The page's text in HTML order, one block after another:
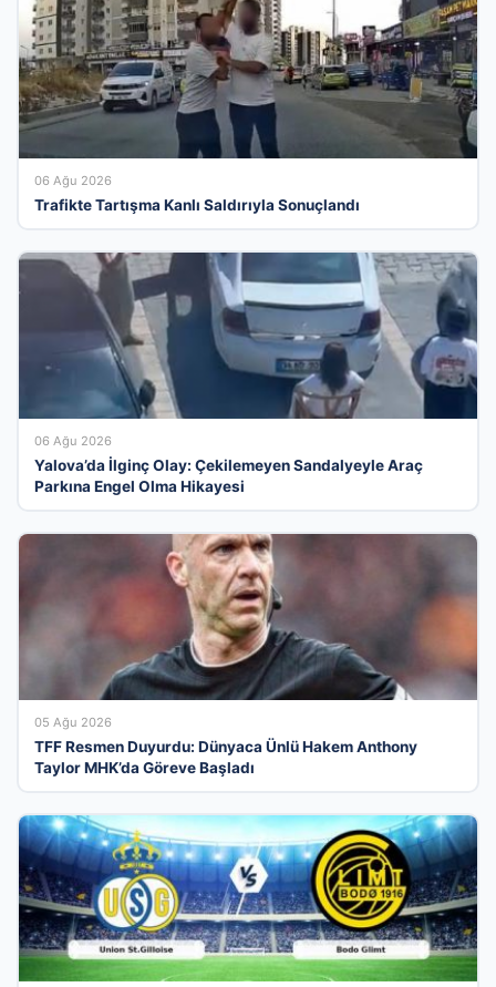
06 Ağu 2026
Trafikte Tartışma Kanlı Saldırıyla Sonuçlandı
06 Ağu 2026
Yalova’da İlginç Olay: Çekilemeyen Sandalyeyle Araç
Parkına Engel Olma Hikayesi
05 Ağu 2026
TFF Resmen Duyurdu: Dünyaca Ünlü Hakem Anthony
Taylor MHK’da Göreve Başladı